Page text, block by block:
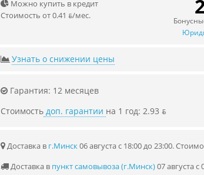
Можно купить в кредит
Стоимость от 0.41 ƃ/мec.
Узнать о снижении цены
Гарантия: 12 месяцев
Стоимостьдоп. гарантии на 1 год: 2.93 ƃ
Доставка в г.Минск06 августа с 18:00 до 23:00.
Доставка в пункт самовывоза (г.Минск)07 августа с